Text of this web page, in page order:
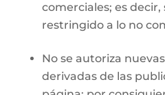
comerciales; es decir,
restringido a lo no
No se autoriza
derivadas de las